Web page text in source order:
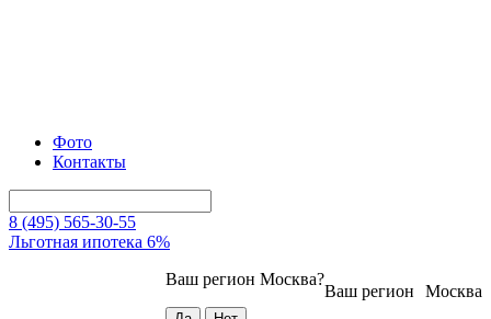
Фото
Контакты
8 (495) 565-30-55
Льготная ипотека 6%
Москва
Ваш регион
Ваш регион Москва?